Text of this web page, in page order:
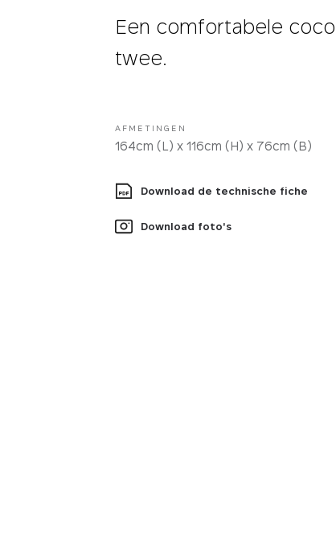
Een comfortabele
twee.
AFMETINGEN
164cm (L) x 116cm (H) x 76cm (B)
Download de technische fiche
Download foto's